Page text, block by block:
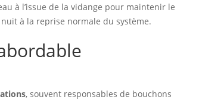
à l’issue de la vidange pour maintenir le
à la reprise normale du système.
, souvent responsables de bouchons